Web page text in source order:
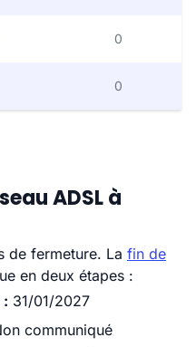
0
0
ADSL à
de fermeture. La fin de
en deux étapes :
31/01/2027
communiqué